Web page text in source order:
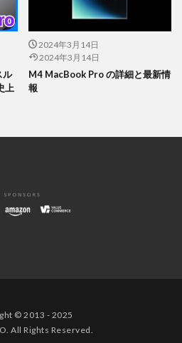
ル
上
2024年3月14日
2024年3月14日
M4 MacBook Pro の詳細と最新情
報
© 2013 - 2025
All Rights Reserved.